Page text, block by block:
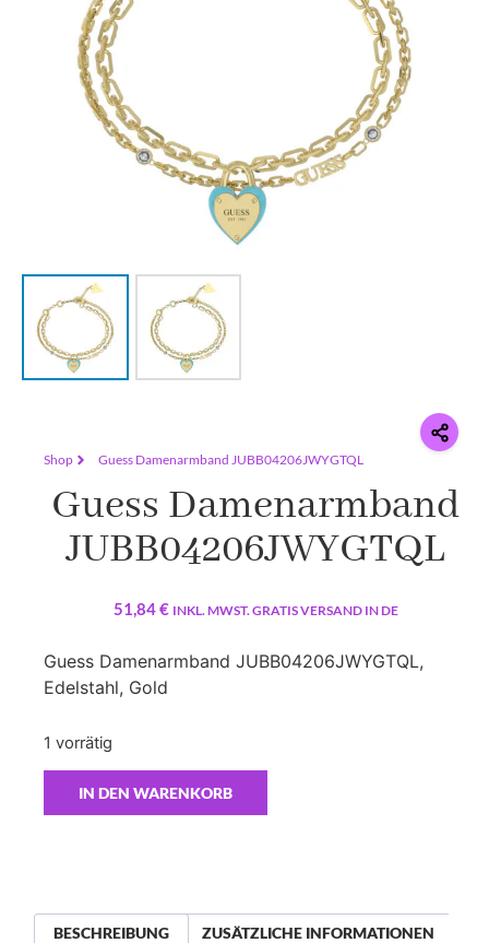
Shop Guess Damenarmband JUBB04206JWYGTQL
Guess Damenarmband
JUBB04206JWYGTQL
51,84€ INKL. MWST. GRATIS VERSAND IN DE
Guess Damenarmband JUBB04206JWYGTQL,
Edelstahl, Gold
1 vorrätig
IN DEN WARENKORB
BESCHREIBUNG ZUSÄTZLICHE INFORMATIONEN